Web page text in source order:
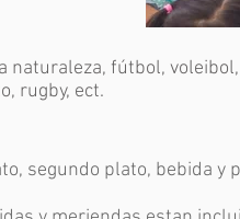
naturaleza, fútbol,
rugby, ect.
segundo plato, bebida y